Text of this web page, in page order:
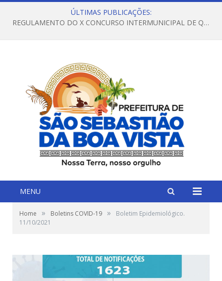
ÚLTIMAS PUBLICAÇÕES:
REGULAMENTO DO X CONCURSO INTERMUNICIPAL DE QUADRILHAS JUNINAS – 2026 – ARRAIÁ DA VENEZA
MENU
Home » Boletins COVID-19 »
Boletim Epidemiológico.
11/10/2021